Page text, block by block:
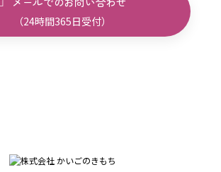
（24時間365日受付）